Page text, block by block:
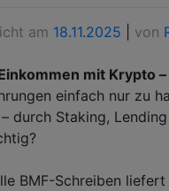
am 18.11.2025 von
mit Krypto
einfach nur zu
– durch Staking,
BMF-Schreiben